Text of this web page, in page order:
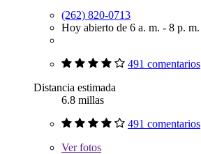
(262) 820-0713
Hoy abierto de 6 a. m. - 8 p. m.
491 comentarios
Distancia estimada
6.8 millas
491 comentarios
Verfotos